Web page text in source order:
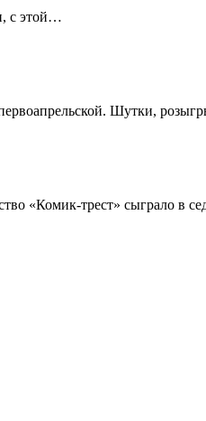
с этой…
первоапрельской. Шутки,
«Комик-трест» сыграло в